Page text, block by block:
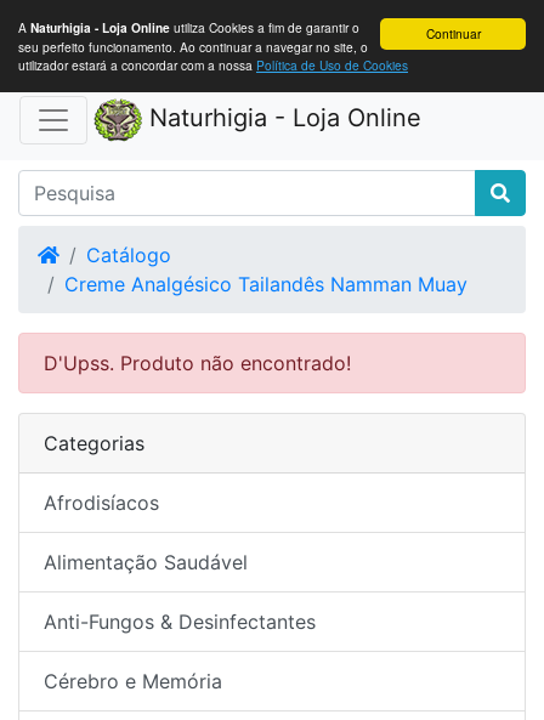
Continuar
A Naturhigia - Loja Online utiliza Cookies a fim de garantir o
seu perfeito funcionamento. Ao continuar a navegar no site, o
utilizador estará a concordar com a nossa Política de Uso de Cookies
Naturhigia - Loja Online
HomeCatálogo
Creme Analgésico Tailandês Namman Muay
D'Upss. Produto não encontrado!
Categorias
Afrodisíacos
Alimentação Saudável
Anti-Fungos & Desinfectantes
Cérebro e Memória